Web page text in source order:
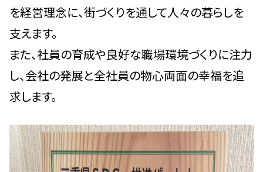
を経営理念に、街づくりを通して人々の暮らしを
支えます。
また、社員の育成や良好な職場環境づくりに注力
し、会社の発展と全社員の物心両面の幸福を追
求します。